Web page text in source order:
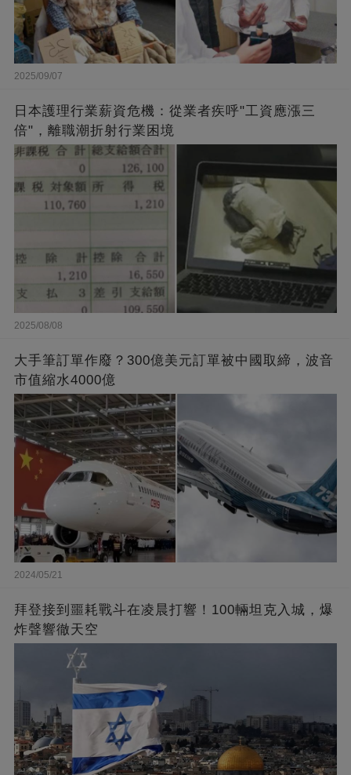
2025/09/07
日本護理行業薪資危機：從業者疾呼"工資應漲三
倍"，離職潮折射行業困境
2025/08/08
大手筆訂單作廢？300億美元訂單被中國取締，波音
市值縮水4000億
2024/05/21
拜登接到噩耗戰斗在凌晨打響！100輛坦克入城，爆
炸聲響徹天空